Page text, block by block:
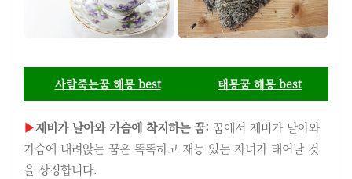
사람죽는꿈 해몽 best 태몽꿈 해몽 best
▶제비가 날아와 가슴에 착지하는 꿈: 꿈에서 제비가 날아와
가슴에 내려앉는 꿈은 똑똑하고 재능 있는 자녀가 태어날 것
을 상징합니다.